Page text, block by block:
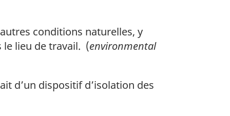
conditions naturelles, y
le lieu de travail. (environmental
d’un dispositif d’isolation des